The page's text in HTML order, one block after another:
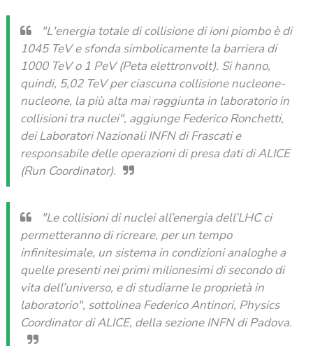
"L'energia totale di collisione di ioni piombo è di
1045 TeV e sfonda simbolicamente la barriera di
1000 TeV o 1 PeV (Peta elettronvolt). Si hanno,
quindi, 5,02 TeV per ciascuna collisione nucleone-
nucleone, la più alta mai raggiunta in laboratorio in
collisioni tra nuclei", aggiunge Federico Ronchetti,
dei Laboratori Nazionali INFN di Frascati e
responsabile delle operazioni di presa dati di ALICE
(Run Coordinator).
"Le collisioni di nuclei all’energia dell’LHC ci
permetteranno di ricreare, per un tempo
infinitesimale, un sistema in condizioni analoghe a
quelle presenti nei primi milionesimi di secondo di
vita dell’universo, e di studiarne le proprietà in
laboratorio", sottolinea Federico Antinori, Physics
Coordinator di ALICE, della sezione INFN di Padova.